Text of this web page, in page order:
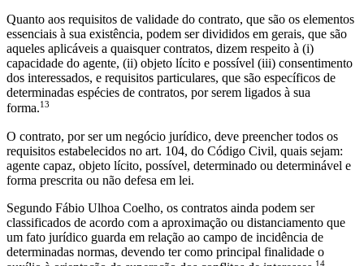
Quanto aos requisitos de validade do contrato, que são os elementos
essenciais à sua existência, podem ser divididos em gerais, que são
aqueles aplicáveis a quaisquer contratos, dizem respeito à (i)
capacidade do agente, (ii) objeto lícito e possível (iii) consentimento
dos interessados, e requisitos particulares, que são específicos de
determinadas espécies de contratos, por serem ligados à sua
forma.13
O contrato, por ser um negócio jurídico, deve preencher todos os
requisitos estabelecidos no art. 104, do Código Civil, quais sejam:
agente capaz, objeto lícito, possível, determinado ou determinável e
forma prescrita ou não defesa em lei.
Segundo Fábio Ulhoa Coelho, os contratos ainda podem ser
classificados de acordo com a aproximação ou distanciamento que
um fato jurídico guarda em relação ao campo de incidência de
determinadas normas, devendo ter como principal finalidade o
14